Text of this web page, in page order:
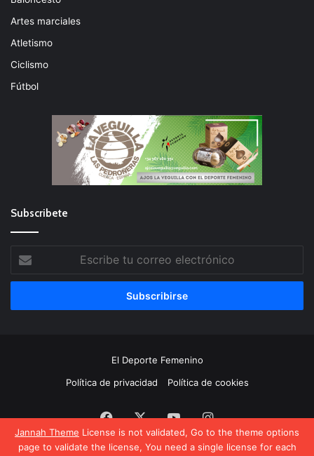
Jannah Theme License is not validated, Go to the theme options
page to validate the license, You need a single license for each
Artes marciales
Atletismo
Ciclismo
Fútbol
Subscribete
Escribe
tu
correo
El Deporte Femenino
Política de privacidad
Política de cookies
Facebook
X YouTubeInstagram